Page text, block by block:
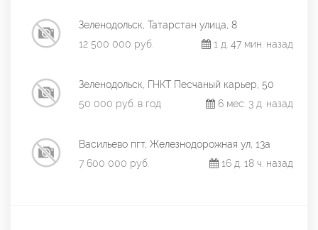
Зеленодольск, Татарстан улица, 8
12 500 000 руб.
1 д. 47 мин. назад
Зеленодольск, ГНКТ Песчаный карьер, 50
50 000 руб. в год
6 мес. 3 д. назад
Васильево пгт, Железнодорожная ул, 13а
7 600 000 руб.
16 д. 18 ч. назад